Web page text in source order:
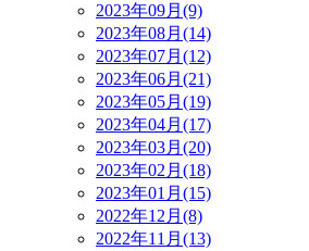
2023年09月(9)
2023年08月(14)
2023年07月(12)
2023年06月(21)
2023年05月(19)
2023年04月(17)
2023年03月(20)
2023年02月(18)
2023年01月(15)
2022年12月(8)
2022年11月(13)